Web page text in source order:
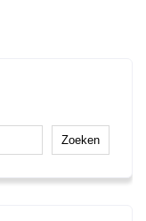
Zoeken